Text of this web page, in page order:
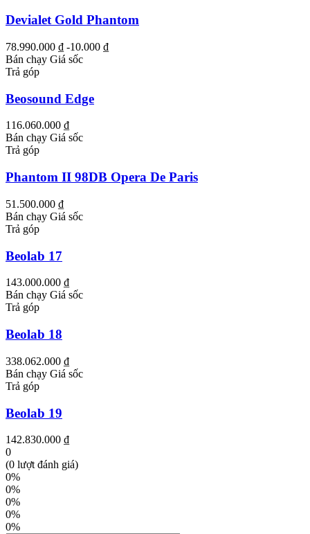
Devialet Gold Phantom
78.990.000 ₫ -10.000 ₫
Bán chạy Giá sốc
Trả góp
Beosound Edge
116.060.000 ₫
Bán chạy Giá sốc
Trả góp
Phantom II 98DB Opera De Paris
51.500.000 ₫
Bán chạy Giá sốc
Trả góp
Beolab 17
143.000.000 ₫
Bán chạy Giá sốc
Trả góp
Beolab 18
338.062.000 ₫
Bán chạy Giá sốc
Trả góp
Beolab 19
142.830.000 ₫
0
(0 lượt đánh giá)
0%
0%
0%
0%
0%